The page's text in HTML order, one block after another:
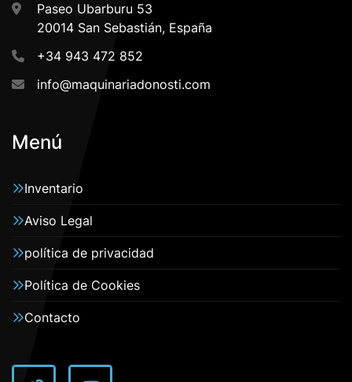
Paseo Ubarburu 53
20014 San Sebastián, España
+34 943 472 852
info@maquinariadonosti.com
Menú
Inventario
Aviso Legal
política de privacidad
Política de Cookies
Contacto